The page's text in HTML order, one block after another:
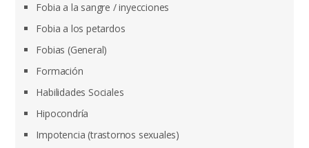
Fobia a la sangre / inyecciones
Fobia a los petardos
Fobias (General)
Formación
Habilidades Sociales
Hipocondría
Impotencia (trastornos sexuales)